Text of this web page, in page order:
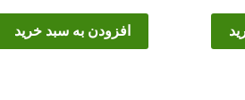
افزودن به سبد خرید